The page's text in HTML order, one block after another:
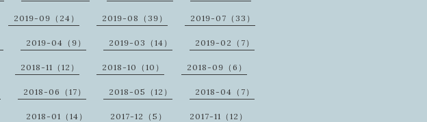
2019-09（24） 2019-08（39） 2019-07（33）
2019-04（9） 2019-03（14） 2019-02（7）
2018-11（12） 2018-10（10） 2018-09（6）
2018-06（17） 2018-05（12） 2018-04（7）
2018-01（14） 2017-12（5） 2017-11（12）